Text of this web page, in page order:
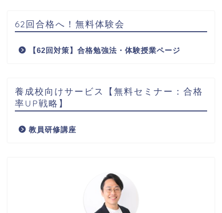
62回合格へ！無料体験会
【62回対策】合格勉強法・体験授業ページ
養成校向けサービス【無料セミナー：合格
率UP戦略】
教員研修講座